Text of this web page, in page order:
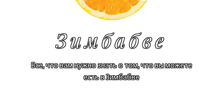
Зимбабве
Все, что вам нужно знать о том, что вы можете
есть в Зимбабве